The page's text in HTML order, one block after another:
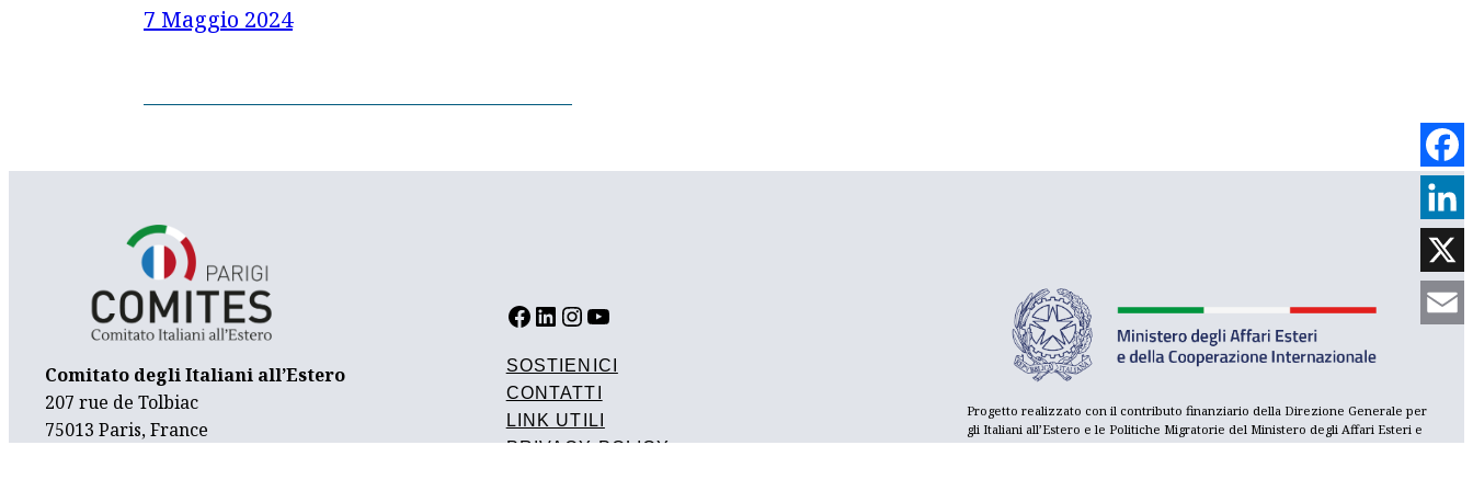
7 Maggio 2024
Comitato degli Italiani all’Estero
207 rue de Tolbiac
75013 Paris, France
FACEBOOK LINKEDIN INSTAGRAM YOUTUBE
SOSTIENICI
CONTATTI
LINK UTILI
PRIVACY POLICY
Progetto realizzato con il contributo finanziario della Direzione Generale per
gli Italiani all’Estero e le Politiche Migratorie del Ministero degli Affari Esteri e
della Cooperazione Internazionale, con il sostegno del Consolato Generale
X